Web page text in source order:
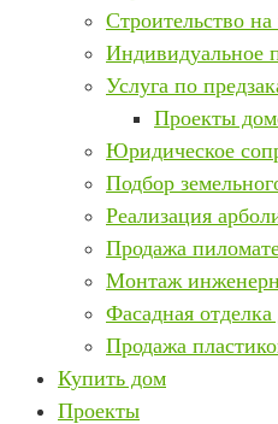
Строительство
Индивидуальное
Услуга по
Проекты
Юридическое
Подбор
Реализация
Продажа
Монтаж
Фасадная
Продажа
Купить дом
Проекты